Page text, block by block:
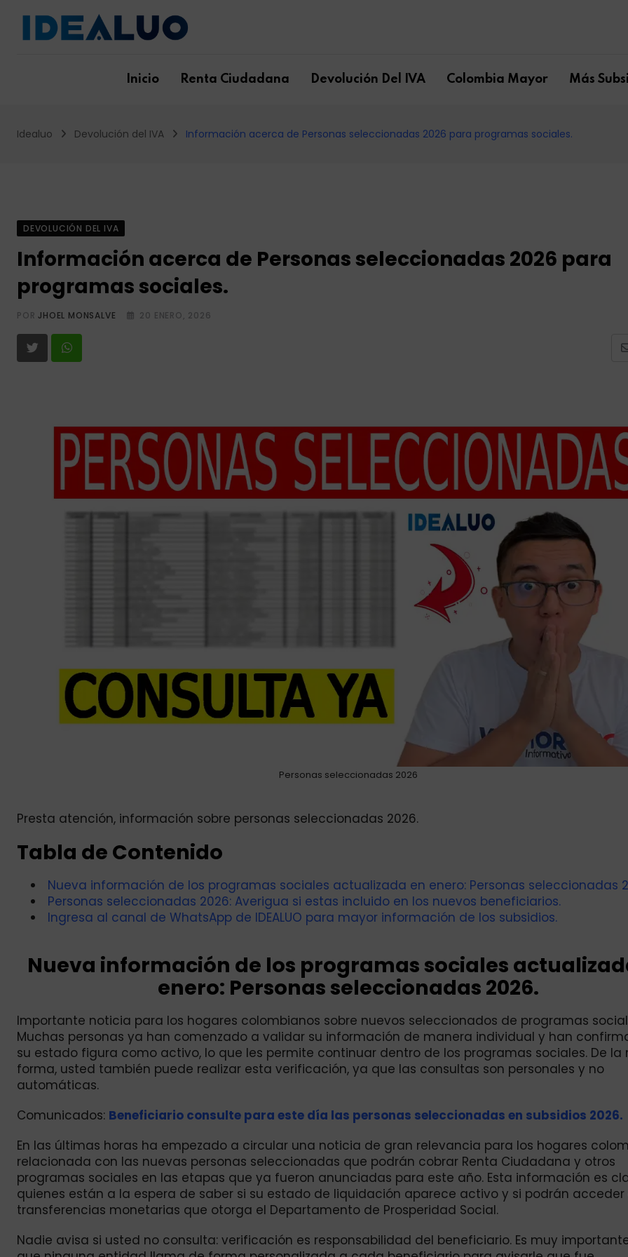
content
Inicio Renta Ciudadana Devolución Del IVA Colombia Mayor Más
Idealuo Devolución del IVA Información acerca de Personas seleccionadas 2026 para programas sociales.
DEVOLUCIÓN DEL IVA
Información acerca de Personas seleccionadas 2026 para
programas sociales.
PORJHOEL MONSALVE 20 ENERO, 2026
Personas seleccionadas 2026
Presta atención, información sobre personas seleccionadas 2026.
Tabla de Contenido
Nueva información de los programas sociales actualizada en enero: Personas seleccionadas
Personas seleccionadas 2026: Averigua si estas incluido en los nuevos beneficiarios.
Ingresa al canal de WhatsApp de IDEALUO para mayor información de los subsidios.
Nueva información de los programas sociales
enero: Personas seleccionadas 2026.
Importante noticia para los hogares colombianos sobre nuevos seleccionados de programas
Muchas personas ya han comenzado a validar su información de manera individual y han
su estado figura como activo, lo que les permite continuar dentro de los programas sociales. De la
forma, usted también puede realizar esta verificación, ya que las consultas son personales y no
automáticas.
Comunicados: Beneficiario consulte para este día las personas seleccionadas en subsidios 2026.
En las últimas horas ha empezado a circular una noticia de gran relevancia para los hogares
relacionada con las nuevas personas seleccionadas que podrán cobrar Renta Ciudadana y otros
programas sociales en las etapas que ya fueron anunciadas para este año. Esta información es
quienes están a la espera de saber si su estado de liquidación aparece activo y si podrán acceder
transferencias monetarias que otorga el Departamento de Prosperidad Social.
Nadie avisa si usted no consulta: verificación es responsabilidad del beneficiario. Es muy